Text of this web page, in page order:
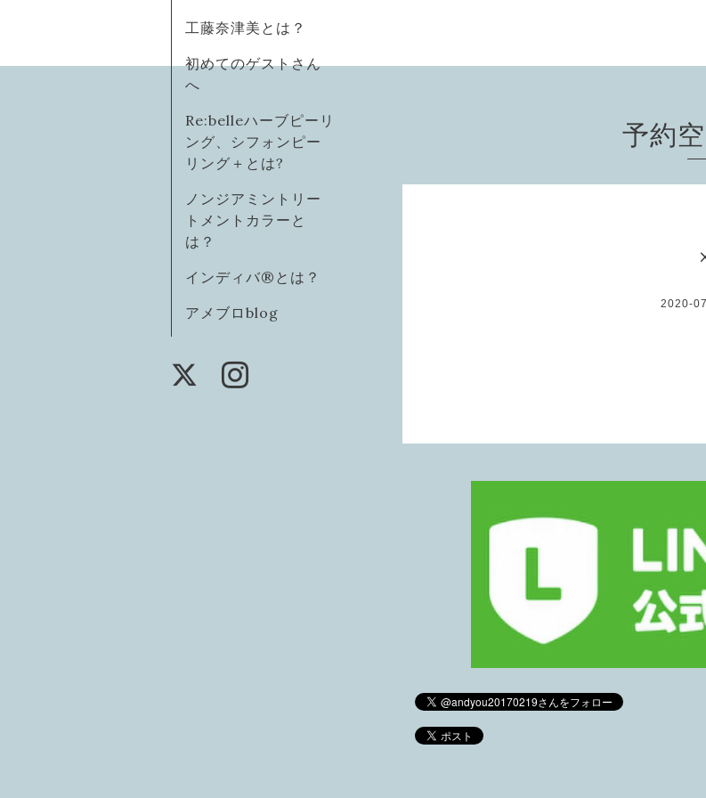
工藤奈津美とは？
初めてのゲストさん
へ
Re:belleハーブピーリ
ング、シフォンピー
リング＋とは?
ノンジアミントリー
トメントカラーと
は？
インディバ®️とは？
アメブロblog
予約
2020-